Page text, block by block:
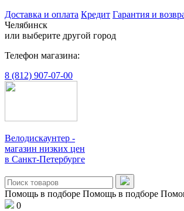
Доставка и оплата Кредит Гарантия и
Челябинск
или выберите другой город
Телефон магазина:
8 (812) 907-07-00
Велодискаунтер -
магазин низких цен
в Санкт-Петербурге
Помощь в подборе Помощь в подборе
0